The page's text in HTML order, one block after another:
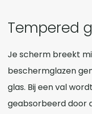
Tempered
Je scherm breekt
beschermglazen
glas. Bij een val
geabsorbeerd door